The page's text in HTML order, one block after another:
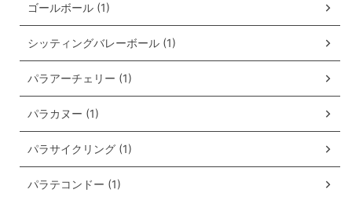
ゴールボール (1)
シッティングバレーボール (1)
パラアーチェリー (1)
パラカヌー (1)
パラサイクリング (1)
パラテコンドー (1)